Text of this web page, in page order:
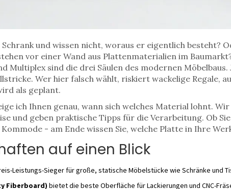
Schrank und wissen nicht, woraus er eigentlich besteht?
vor einer Wand aus Plattenmaterialien im
Multiplexsind die drei Säulen des modernen
Wer hier falsch wählt, riskiert wackelige Regale,
als geplant.
ich Ihnen genau, wann sich welches Material lohnt.
und geben praktische Tipps für die Verarbeitung. Ob
- am Ende wissen Sie, welche Platte in Ihre
auf einen Blick
Leistungs-Sieger für große, statische Möbelstücke wie Schränke und
Fiberboard) bietet die beste Oberfläche für Lackierungen und CNC-